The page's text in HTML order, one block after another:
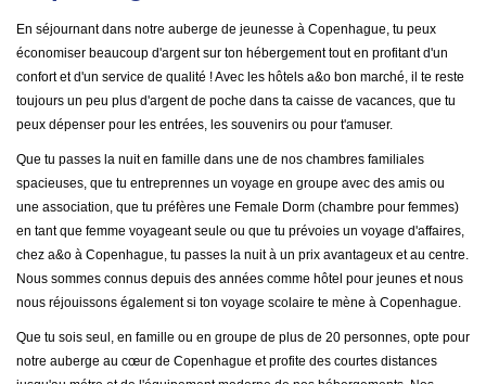
En séjournant dans notre auberge de jeunesse à Copenhague, tu peux
économiser beaucoup d'argent sur ton hébergement tout en profitant d'un
confort et d'un service de qualité ! Avec les hôtels a&o bon marché, il te reste
toujours un peu plus d'argent de poche dans ta caisse de vacances, que tu
peux dépenser pour les entrées, les souvenirs ou pour t'amuser.
Que tu passes la nuit en famille dans une de nos chambres familiales
spacieuses, que tu entreprennes un voyage en groupe avec des amis ou
une association, que tu préfères une Female Dorm (chambre pour femmes)
en tant que femme voyageant seule ou que tu prévoies un voyage d'affaires,
chez a&o à Copenhague, tu passes la nuit à un prix avantageux et au centre.
Nous sommes connus depuis des années comme hôtel pour jeunes et nous
nous réjouissons également si ton voyage scolaire te mène à Copenhague.
Que tu sois seul, en famille ou en groupe de plus de 20 personnes, opte pour
notre auberge au cœur de Copenhague et profite des courtes distances